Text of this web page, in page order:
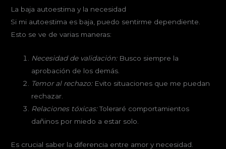
La baja autoestima y la necesidad
Si mi autoestima es baja, puedo sentirme dependiente.
Esto se ve de varias maneras:
Necesidad de validación:Busco siempre la
aprobación de los demás.
Temor al rechazo:Evito situaciones que me puedan
rechazar.
Relaciones tóxicas:Toleraré comportamientos
dañinos por miedo a estar solo.
Es crucial saber la diferencia entre amor y necesidad.